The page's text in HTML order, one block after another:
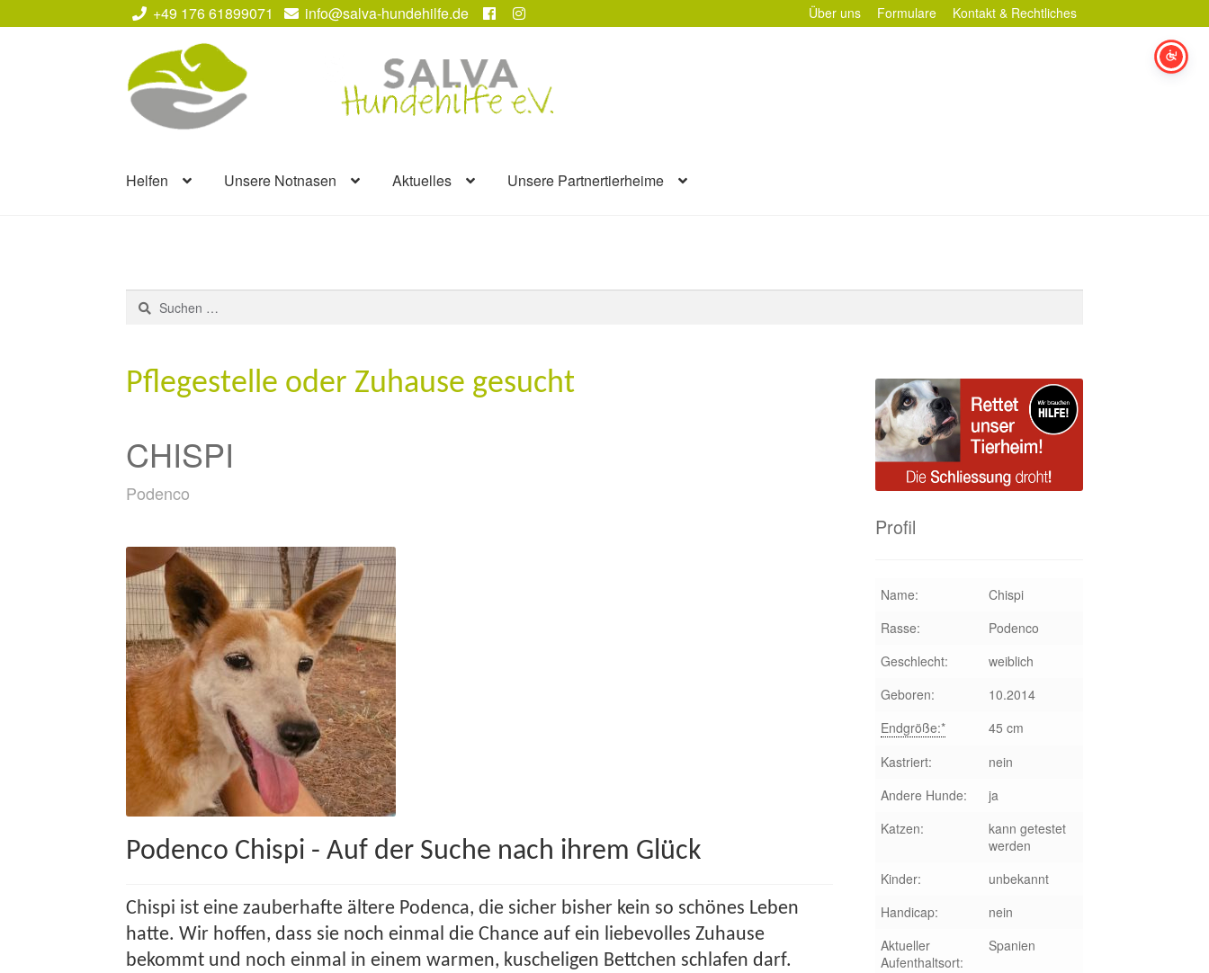
+49 176 61899071 info@salva-hundehilfe.de Über uns Formulare Kontakt & Rechtliches
Navigation
springen
Zum
Inhalt
springen
Helfen Unsere Notnasen Aktuelles Unsere Partnertierheime
Suchen
nach:
Pflegestelle oder Zuhause gesucht
CHISPI
Podenco
Podenco Chispi - Auf der Suche nach ihrem Glück
Chispi ist eine zauberhafte ältere Podenca, die sicher bisher kein so schönes Leben
hatte. Wir hoffen, dass sie noch einmal die Chance auf ein liebevolles Zuhause
bekommt und noch einmal in einem warmen, kuscheligen Bettchen schlafen darf.
Profil
Name:
Chispi
Rasse:
Podenco
Geschlecht:
weiblich
Geboren:
10.2014
Endgröße:*
45 cm
Kastriert:
nein
Andere Hunde:
ja
Katzen:
kann getestet
werden
Kinder:
unbekannt
Handicap:
nein
Aktueller
Aufenthaltsort:
Spanien